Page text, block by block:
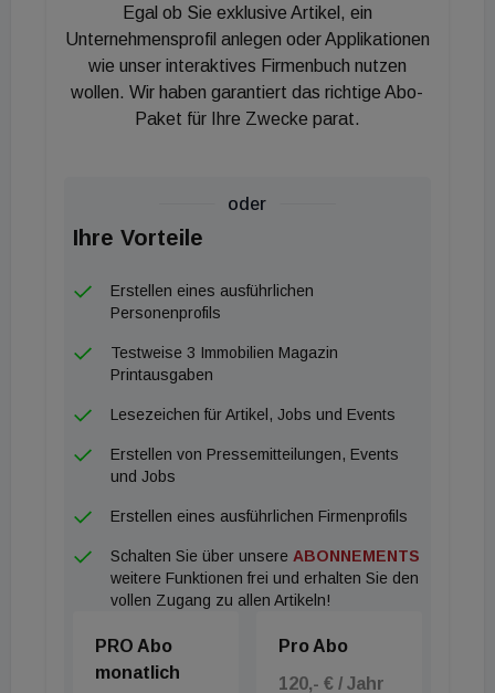
Egal ob Sie exklusive Artikel, ein
Unternehmensprofil anlegen oder Applikationen
wie unser interaktives Firmenbuch nutzen
wollen. Wir haben garantiert das richtige Abo-
Paket für Ihre Zwecke parat.
oder
Ihre Vorteile
Erstellen eines ausführlichen
Personenprofils
Testweise 3 Immobilien Magazin
Printausgaben
Lesezeichen für Artikel, Jobs und Events
Erstellen von Pressemitteilungen, Events
und Jobs
Erstellen eines ausführlichen Firmenprofils
Schalten Sie über unsere ABONNEMENTS
weitere Funktionen frei und erhalten Sie den
vollen Zugang zu allen Artikeln!
PRO Abo
monatlich
Pro Abo
120,- € / Jahr